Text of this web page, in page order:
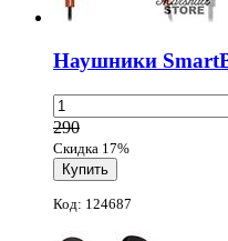
Наушники
290
Скидка 17%
Код: 124687